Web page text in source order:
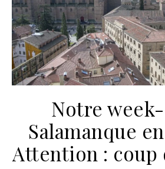
Notre
Salamanque
Attention : coup